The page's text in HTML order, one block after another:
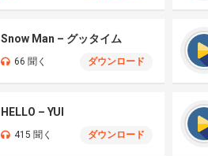
Snow Man – グッタイム
66 聞く ダウンロード
HELLO – YUI
415 聞く ダウンロード